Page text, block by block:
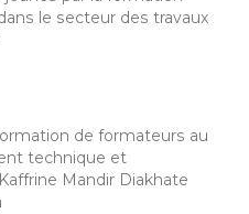
le secteur des travaux
de formateurs au
technique et
Mandir Diakhate